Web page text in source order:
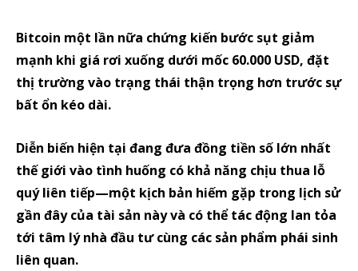
Bitcoin một lần nữa chứng kiến bước sụt giảm
mạnh khi giá rơi xuống dưới mốc 60.000 USD, đặt
thị trường vào trạng thái thận trọng hơn trước sự
bất ổn kéo dài.
Diễn biến hiện tại đang đưa đồng tiền số lớn nhất
thế giới vào tình huống có khả năng chịu thua lỗ
quý liên tiếp—một kịch bản hiếm gặp trong lịch sử
gần đây của tài sản này và có thể tác động lan tỏa
tới tâm lý nhà đầu tư cùng các sản phẩm phái sinh
liên quan.